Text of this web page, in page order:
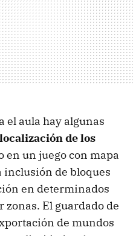
el aula hay algunas
de los
en un juego con mapa
de bloques
en determinados
El guardado de
de mundos